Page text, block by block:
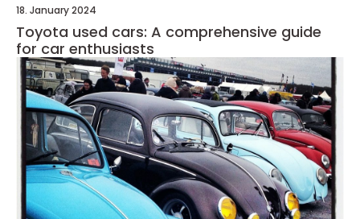
18. January 2024
Toyota used cars: A comprehensive guide
for car enthusiasts